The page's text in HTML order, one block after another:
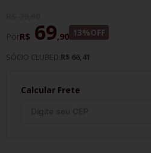
PorR$ 69,90 13%OFF
SÓCIO CLUBED:R$ 66,41
Calcular Frete